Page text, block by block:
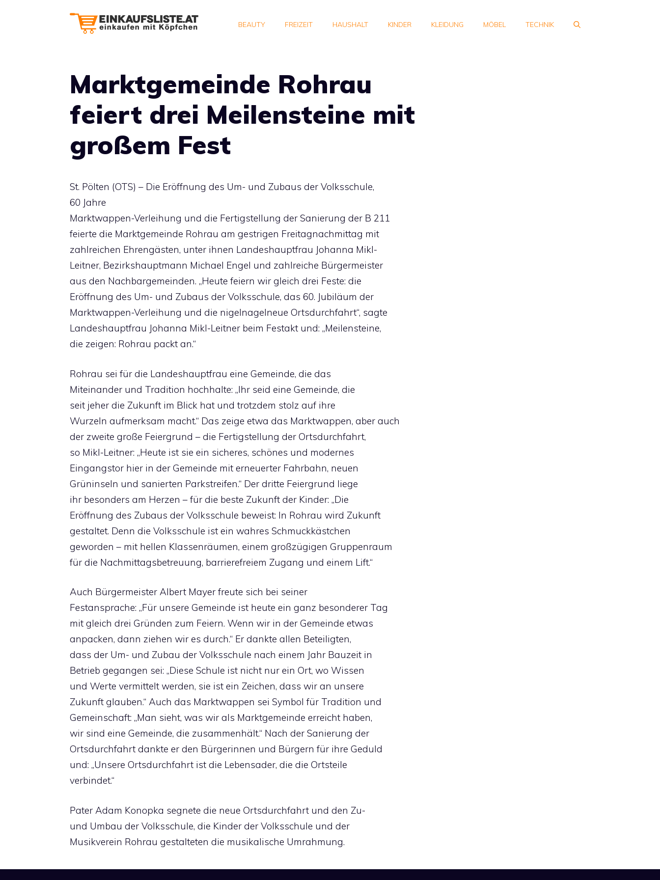
BEAUTY FREIZEIT HAUSHALT KINDER KLEIDUNG MÖBEL TECHNIK
Marktgemeinde Rohrau
feiert drei Meilensteine mit
großem Fest
St. Pölten (OTS) – Die Eröffnung des Um- und Zubaus der Volksschule,
60 Jahre
Marktwappen-Verleihung und die Fertigstellung der Sanierung der B 211
feierte die Marktgemeinde Rohrau am gestrigen Freitagnachmittag mit
zahlreichen Ehrengästen, unter ihnen Landeshauptfrau Johanna Mikl-
Leitner, Bezirkshauptmann Michael Engel und zahlreiche Bürgermeister
aus den Nachbargemeinden. „Heute feiern wir gleich drei Feste: die
Eröffnung des Um- und Zubaus der Volksschule, das 60. Jubiläum der
Marktwappen-Verleihung und die nigelnagelneue Ortsdurchfahrt“, sagte
Landeshauptfrau Johanna Mikl-Leitner beim Festakt und: „Meilensteine,
die zeigen: Rohrau packt an.“
Rohrau sei für die Landeshauptfrau eine Gemeinde, die das
Miteinander und Tradition hochhalte: „Ihr seid eine Gemeinde, die
seit jeher die Zukunft im Blick hat und trotzdem stolz auf ihre
Wurzeln aufmerksam macht.“ Das zeige etwa das Marktwappen, aber auch
der zweite große Feiergrund – die Fertigstellung der Ortsdurchfahrt,
so Mikl-Leitner: „Heute ist sie ein sicheres, schönes und modernes
Eingangstor hier in der Gemeinde mit erneuerter Fahrbahn, neuen
Grüninseln und sanierten Parkstreifen.“ Der dritte Feiergrund liege
ihr besonders am Herzen – für die beste Zukunft der Kinder: „Die
Eröffnung des Zubaus der Volksschule beweist: In Rohrau wird Zukunft
gestaltet. Denn die Volksschule ist ein wahres Schmuckkästchen
geworden – mit hellen Klassenräumen, einem großzügigen Gruppenraum
für die Nachmittagsbetreuung, barrierefreiem Zugang und einem Lift.“
Auch Bürgermeister Albert Mayer freute sich bei seiner
Festansprache: „Für unsere Gemeinde ist heute ein ganz besonderer Tag
mit gleich drei Gründen zum Feiern. Wenn wir in der Gemeinde etwas
anpacken, dann ziehen wir es durch.“ Er dankte allen Beteiligten,
dass der Um- und Zubau der Volksschule nach einem Jahr Bauzeit in
Betrieb gegangen sei: „Diese Schule ist nicht nur ein Ort, wo Wissen
und Werte vermittelt werden, sie ist ein Zeichen, dass wir an unsere
Zukunft glauben.“ Auch das Marktwappen sei Symbol für Tradition und
Gemeinschaft: „Man sieht, was wir als Marktgemeinde erreicht haben,
wir sind eine Gemeinde, die zusammenhält.“ Nach der Sanierung der
Ortsdurchfahrt dankte er den Bürgerinnen und Bürgern für ihre Geduld
und: „Unsere Ortsdurchfahrt ist die Lebensader, die die Ortsteile
verbindet.“
Pater Adam Konopka segnete die neue Ortsdurchfahrt und den Zu-
und Umbau der Volksschule, die Kinder der Volksschule und der
Musikverein Rohrau gestalteten die musikalische Umrahmung.